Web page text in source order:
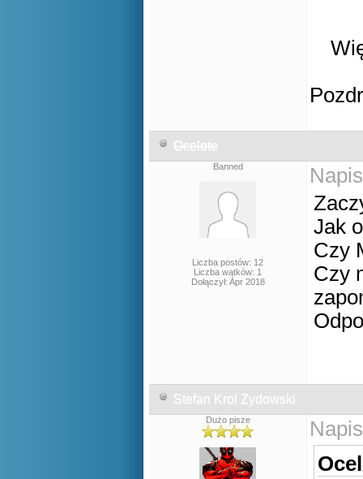
Ocelote
Banned
Liczba postów: 12
Liczba wątków: 1
Dołączył: Apr 2018
Jak
Czy
Czy
Stefan Krol Zydowski
Dużo pisze